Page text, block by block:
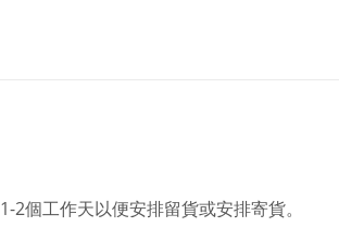
1-2個工作天以便安排留貨或安排寄貨。